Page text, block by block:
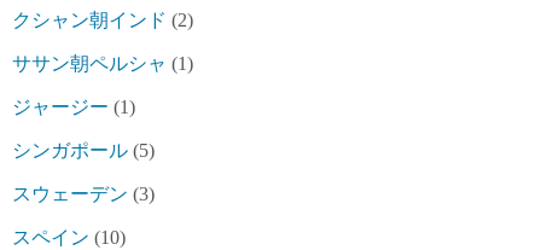
クシャン朝インド (2)
ササン朝ペルシャ (1)
ジャージー (1)
シンガポール (5)
スウェーデン (3)
スペイン (10)